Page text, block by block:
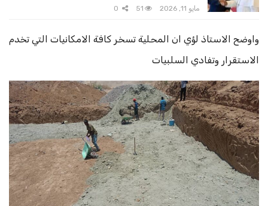
مايو 11, 2026 51
واوضح الاستاذ لؤي ان المحلية تسخر كافة الامكانيات التي تخدم
الاستقرار وتفادي السلبيات